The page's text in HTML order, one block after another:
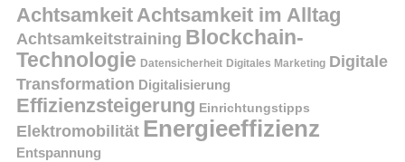
AchtsamkeitAchtsamkeit im Alltag
Achtsamkeitstraining Blockchain-
Technologie Datensicherheit Digitales Marketing Digitale
Transformation Digitalisierung
Effizienzsteigerung Einrichtungstipps
Elektromobilität Energieeffizienz
Entspannung